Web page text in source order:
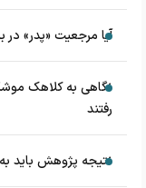
آیا مرجعیت «پدر»
رفتند
نتیجه پژوهش باید